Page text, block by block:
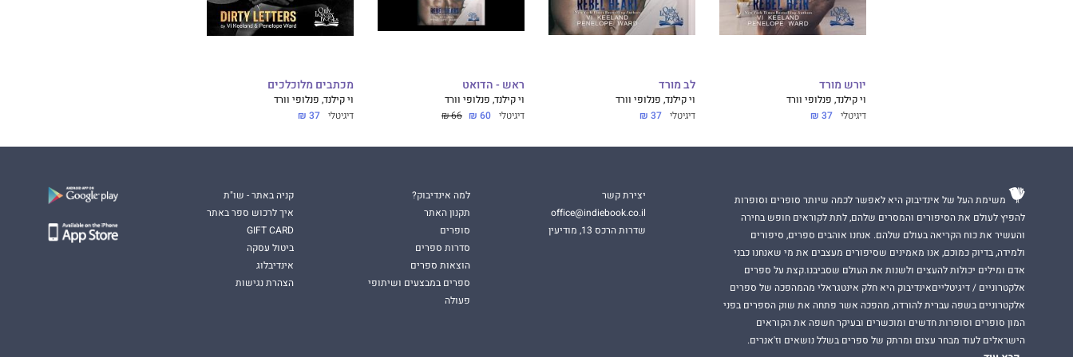
יורש מורד
וי קילנד, פנלופי וורד
דיגיטלי 37 ₪
לב מורד
וי קילנד, פנלופי וורד
דיגיטלי 37 ₪
ראש - הדואט
וי קילנד, פנלופי וורד
דיגיטלי 60 ₪
66 ₪
מכתבים מלוכלכים
וי קילנד, פנלופי וורד
דיגיטלי 37 ₪
משימת העל של אינדיבוק היא לאפשר לכמה שיותר סופרים וסופרות
להפיץ לעולם את הסיפורים והמסרים שלהם, לתת לקוראים חופש בחירה
והעשיר את כוח הקריאה בעולם שלהם. אנחנו אוהבים ספרים, סיפורים
ולמידה, בדיוק כמוכם, אנו מאמינים שסיפורים מעצבים את מי שאנחנו כבני
אדם ומילים יכולות להעצים ולשנות את העולם שסביבנו.קצת על ספרים
אלקטרוניים / דיגיטלייםאינדיבוק היא חלק אינטגראלי מהמהפכה של ספרים
אלקטרוניים בשפה עברית להורדה, מהפכה אשר פתחה את שוק הספרים בפני
המון סופרים וסופרות חדשים ומוכשרים ובעיקר חשפה את הקוראים
הישראלים לעוד מבחר עצום ומרתק של ספרים בשלל נושאים וז'אנרים.
יצירת קשר
office@indiebook.co.il
שדרות הרכס 13, מודיעין
למה אינדיבוק?
תקנון האתר
סופרים
סדרות ספרים
הוצאות ספרים
ספרים במבצעים ושיתופי
פעולה
קניה באתר - שו"ת
איך לרכוש ספר באתר
GIFT CARD
ביטול עסקה
אינדיבלוג
הצהרת נגישות